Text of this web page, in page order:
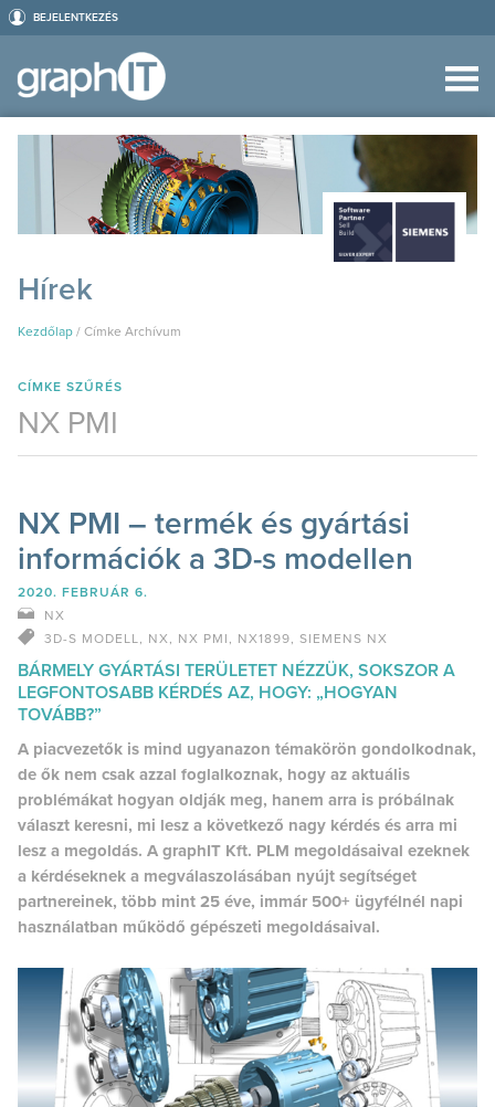
BEJELENTKEZÉS
Hírek
Kezdőlap / Címke Archívum
CÍMKE SZŰRÉS
NX PMI
NX PMI – termék és gyártási
információk a 3D-s modellen
2020. FEBRUÁR 6.
NX
3D-S MODELL, NX, NX PMI , NX1899, SIEMENS NX
BÁRMELY GYÁRTÁSI TERÜLETET NÉZZÜK, SOKSZOR A
LEGFONTOSABB KÉRDÉS AZ, HOGY: „HOGYAN
TOVÁBB?”
A piacvezetők is mind ugyanazon témakörön gondolkodnak,
de ők nem csak azzal foglalkoznak, hogy az aktuális
problémákat hogyan oldják meg, hanem arra is próbálnak
választ keresni, mi lesz a következő nagy kérdés és arra mi
lesz a megoldás. A graphIT Kft. PLM megoldásaival ezeknek
a kérdéseknek a megválaszolásában nyújt segítséget
partnereinek, több mint 25 éve, immár 500+ ügyfélnél napi
használatban működő gépészeti megoldásaival.